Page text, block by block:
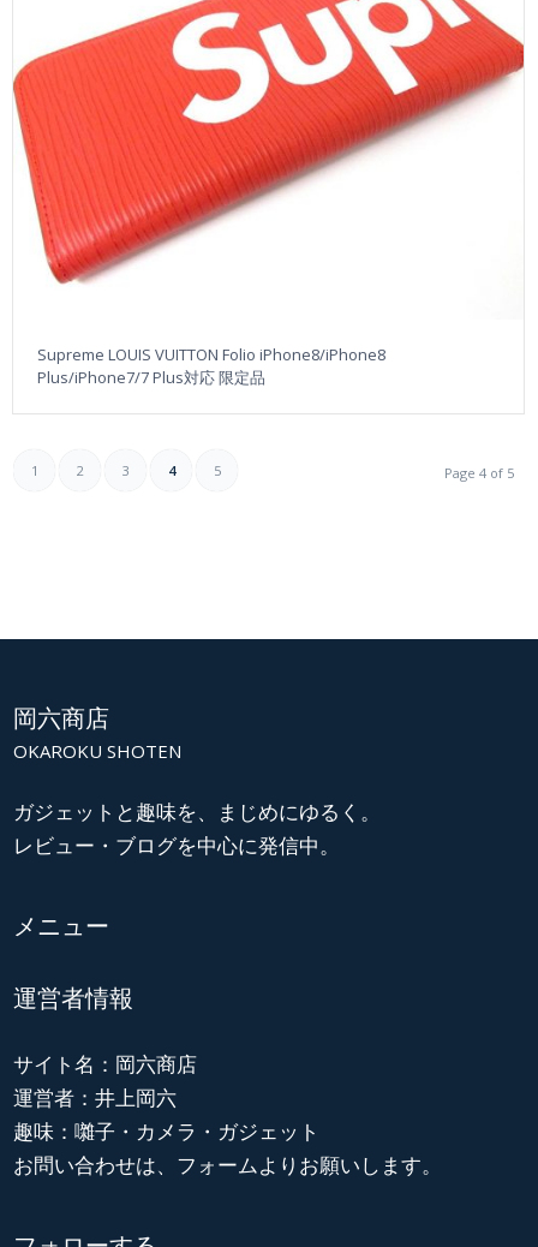
Supreme LOUIS VUITTON Folio iPhone8/iPhone8
Plus/iPhone7/7 Plus対応 限定品
Page 4 of 5
1 2 3 4 5
岡六商店
OKAROKU SHOTEN
ガジェットと趣味を、まじめにゆるく。
レビュー・ブログを中心に発信中。
メニュー
運営者情報
サイト名：岡六商店
運営者：井上岡六
趣味：囃子・カメラ・ガジェット
お問い合わせは、フォームよりお願いします。